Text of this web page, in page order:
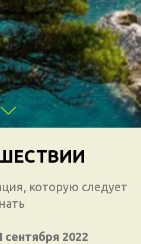
которую следует
2022